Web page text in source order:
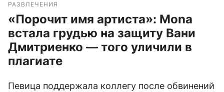
РАЗВЛЕЧЕНИЯ
«Порочит имя артиста»: Mona
встала грудью на защиту Вани
Дмитриенко — того уличили в
плагиате
Певица поддержала коллегу после обвинений